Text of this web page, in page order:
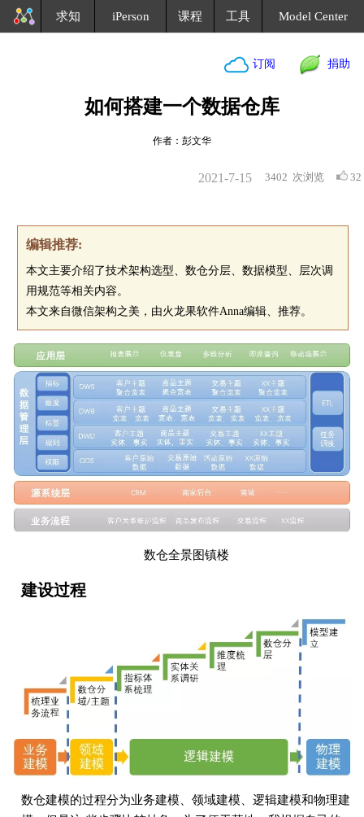
求知 iPerson 课程 工具 Model Center
订阅 捐助
如何搭建一个数据仓库
作者：彭文华
3402 次浏览 32
2021-7-15
编辑推荐:
本文主要介绍了技术架构选型、数仓分层、数据模型、层次调
用规范等相关内容。
本文来自微信架构之美，由火龙果软件Anna编辑、推荐。
数仓全景图镇楼
建设过程
数仓建模的过程分为业务建模、领域建模、逻辑建模和物理建